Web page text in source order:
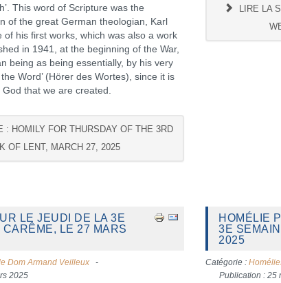
This word of Scripture was the
of the great German theologian, Karl
of his first works, which was also a work
in 1941, at the beginning of the War,
being as being essentially, by his very
Word’ (Hörer des Wortes), since it is
that we are created.
: HOMILY FOR THURSDAY OF THE 3RD
OF LENT, MARCH 27, 2025
LIRE LA
LE JEUDI DE LA 3E
LE 27 MARS
Dom Armand Veilleux
2025
HOMÉLIE
3E
2025
Catégorie :
Publication : 25